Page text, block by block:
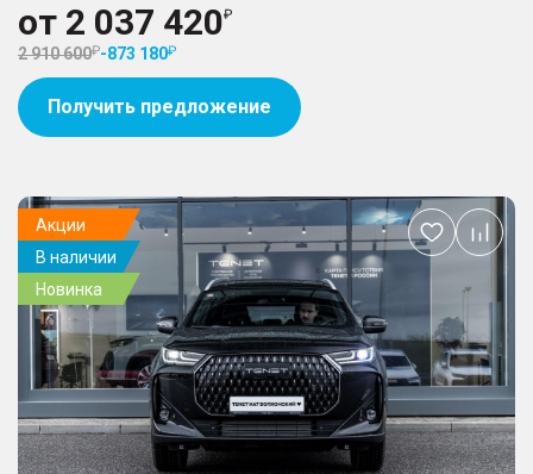
от 2 037 420
2 910 600 -873 180
Получить предложение
Акции
В наличии
Новинка
Добавить
в
избранное